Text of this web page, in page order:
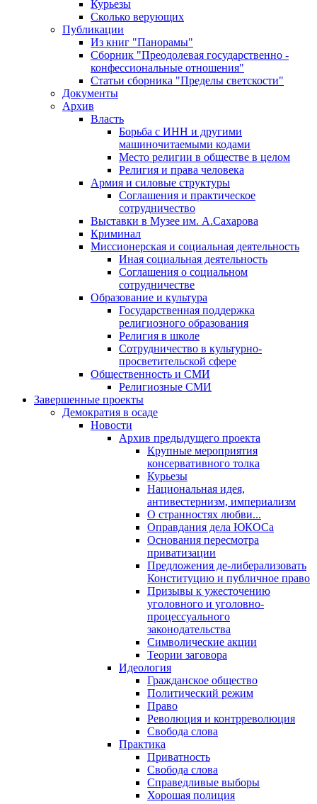
Курьезы
Сколько верующих
Публикации
Из книг "Панорамы"
Сборник "Преодолевая государственно -
конфессиональные отношения"
Статьи сборника "Пределы светскости"
Документы
Архив
Власть
Борьба с ИНН и другими
машиночитаемыми кодами
Место религии в обществе в целом
Религия и права человека
Армия и силовые структуры
Соглашения и практическое
сотрудничество
Выставки в Музее им. А.Сахарова
Криминал
Миссионерская и социальная деятельность
Иная социальная деятельность
Соглашения о социальном
сотрудничестве
Образование и культура
Государственная поддержка
религиозного образования
Религия в школе
Сотрудничество в культурно-
просветительской сфере
Общественность и СМИ
Религиозные СМИ
Завершенные проекты
Демократия в осаде
Новости
Архив предыдущего проекта
Крупные мероприятия
консервативного толка
Курьезы
Национальная идея,
антивестернизм, империализм
О странностях любви...
Оправдания дела ЮКОСа
Основания пересмотра
приватизации
Предложения де-либерализовать
Конституцию и публичное право
Призывы к ужесточению
уголовного и уголовно-
процессуального
законодательства
Символические акции
Теории заговора
Идеология
Гражданское общество
Политический режим
Право
Революция и контрреволюция
Свобода слова
Практика
Приватность
Свобода слова
Справедливые выборы
Хорошая полиция